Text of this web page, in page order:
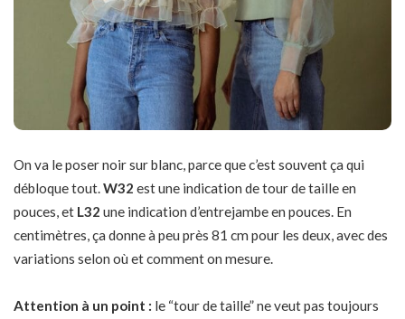
On va le poser noir sur blanc, parce que c’est souvent ça qui
débloque tout.W32 est une indication de tour de taille en
pouces, et L32 une indication d’entrejambe en pouces. En
centimètres, ça donne à peu près 81 cm pour les deux, avec des
variations selon où et comment on mesure.
Attention à un point : le “tour de taille” ne veut pas toujours